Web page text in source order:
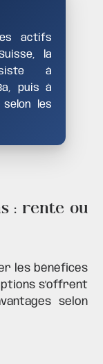
actifs
la
à
puis à
les
: rente ou
les bénéfices
s'offrent
selon